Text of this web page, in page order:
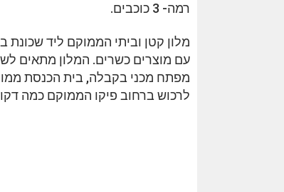
רמה- 3 כוכבים.
מלון קטן וביתי הממוקם ליד
עם מוצרים כשרים. המלון מתאים
לרכוש ברחוב פיקו הממוקם כמה